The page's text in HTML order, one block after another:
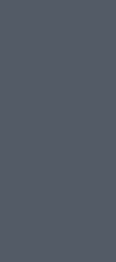
udsolgt: